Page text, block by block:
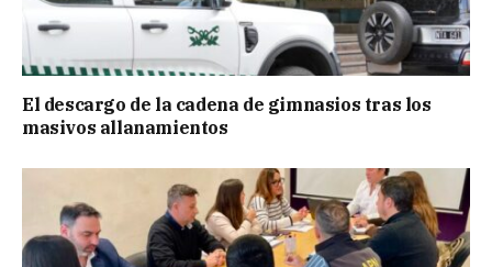
El descargo de la cadena de gimnasios tras los
masivos allanamientos